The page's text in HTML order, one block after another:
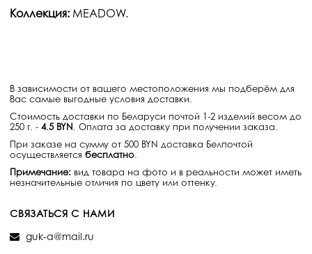
Коллекция: MEADOW.
В зависимости от вашего местоположения мы подберём для
Вас самые выгодные условия доставки.
Стоимость доставки по Беларуси почтой 1-2 изделий весом до
250 г. -4.5 BYN. Оплата за доставку при получении заказа.
При заказе на сумму от 500 BYN доставка Белпочтой
осуществляетсябесплатно.
Примечание: вид товара на фото и в реальности может иметь
незначительные отличия по цвету или оттенку.
СВЯЗАТЬСЯ С НАМИ
guk-a@mail.ru